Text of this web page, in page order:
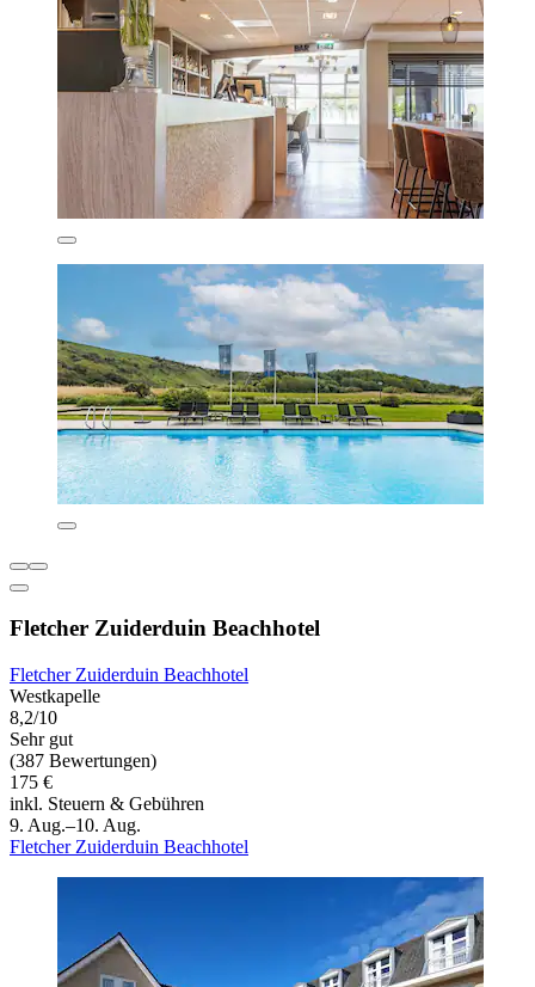
Fletcher Zuiderduin Beachhotel
Fletcher Zuiderduin Beachhotel
Westkapelle
8,2/10
Sehr gut
(387 Bewertungen)
175 €
inkl. Steuern & Gebühren
9. Aug.–10. Aug.
Fletcher Zuiderduin Beachhotel